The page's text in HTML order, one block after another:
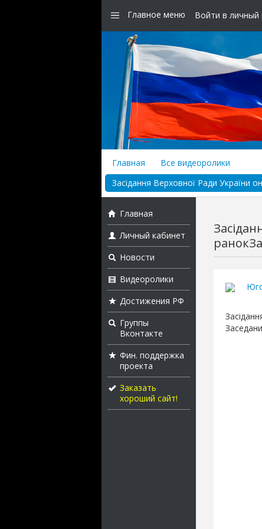
Главное меню Войти в личный
Главная
Все видеоролики
Засідання Верховної Ради України
Главная
Личный кабинет
Новости
Видеоролики
Достижения РФ
Группы
Вконтакте
Фин. поддержка
проекта
Заказать
хороший сайт!